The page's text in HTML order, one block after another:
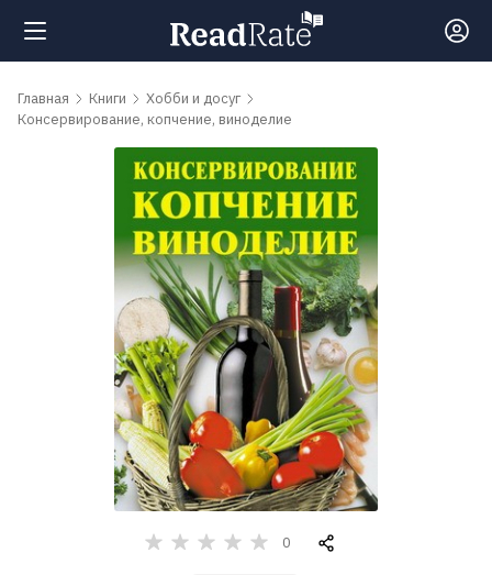
Поиск
Рейтинги
обсуждаемые
Главная Книги
Хобби и досуг
Консервирование, копчение, виноделие
0